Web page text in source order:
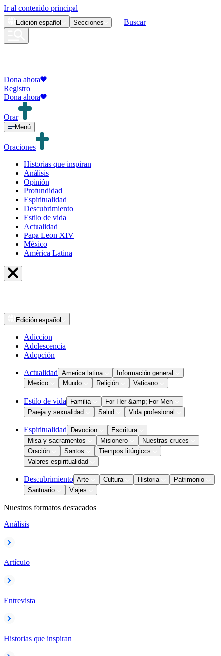
Ir al contenido principal
Edición español Secciones Buscar
Dona ahora
Registro
Dona ahora
Orar
Menú
Oraciones
Historias que inspiran
Análisis
Opinión
Profundidad
Espiritualidad
Descubrimiento
Estilo de vida
Actualidad
Papa Leon XIV
México
América Latina
Edición español
Adiccion
Adolescencia
Adopción
Actualidad America latina
Información general
Mexico
Mundo Religión Vaticano
Estilo de vida Familia
For Her &amp; For Men
Pareja y sexualidad
Salud Vida profesional
Espiritualidad Devocion
Escritura
Misa y sacramentos
Misionero
Nuestras cruces
Oración
Santos
Tiempos litúrgicos
Valores espiritualidad
Descubrimiento Arte Cultura Historia
Patrimonio
Santuario
Viajes
Nuestros formatos destacados
Análisis
Artículo
Entrevista
Historias que inspiran